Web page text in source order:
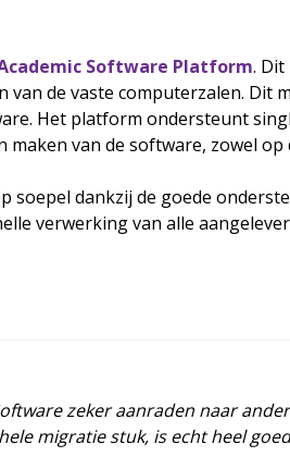
Software Platform.
de vaste computerzalen.
Het platform ondersteunt
van de software, zowel op
soepel dankzij de goede
verwerking van alle
zeker aanraden naar
migratie stuk, is echt heel